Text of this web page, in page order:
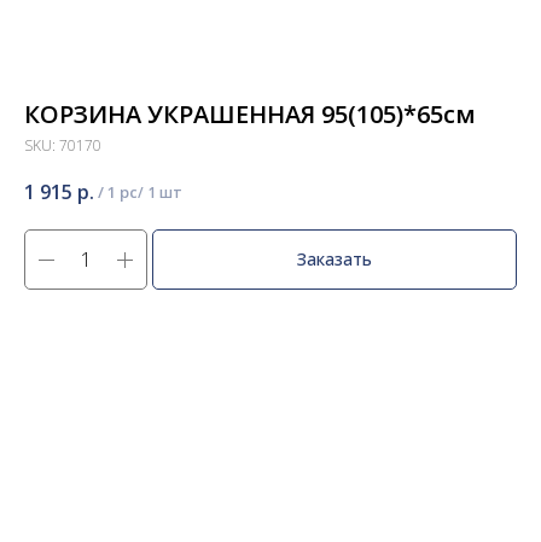
КОРЗИНА УКРАШЕННАЯ 95(105)*65см
SKU: 70170
1 915 р. / 1 pc
Заказать